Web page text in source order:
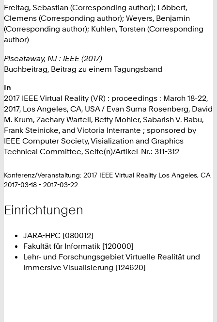
Freitag, Sebastian (Corresponding author); Löbbert,
Clemens (Corresponding author); Weyers, Benjamin
(Corresponding author); Kuhlen, Torsten (Corresponding
author)
Piscataway, NJ : IEEE (2017)
Buchbeitrag, Beitrag zu einem Tagungsband
In
2017 IEEE Virtual Reality (VR) : proceedings : March 18-22,
2017, Los Angeles, CA, USA / Evan Suma Rosenberg, David
M. Krum, Zachary Wartell, Betty Mohler, Sabarish V. Babu,
Frank Steinicke, and Victoria Interrante ; sponsored by
IEEE Computer Society, Visialization and Graphics
Technical Committee, Seite(n)/Artikel-Nr.: 311-312
Konferenz/Veranstaltung: 2017 IEEE Virtual Reality Los Angeles, CA
2017-03-18 - 2017-03-22
Einrichtungen
JARA-HPC [080012]
Fakultät für Informatik [120000]
Lehr- und Forschungsgebiet Virtuelle Realität und
Immersive Visualisierung [124620]